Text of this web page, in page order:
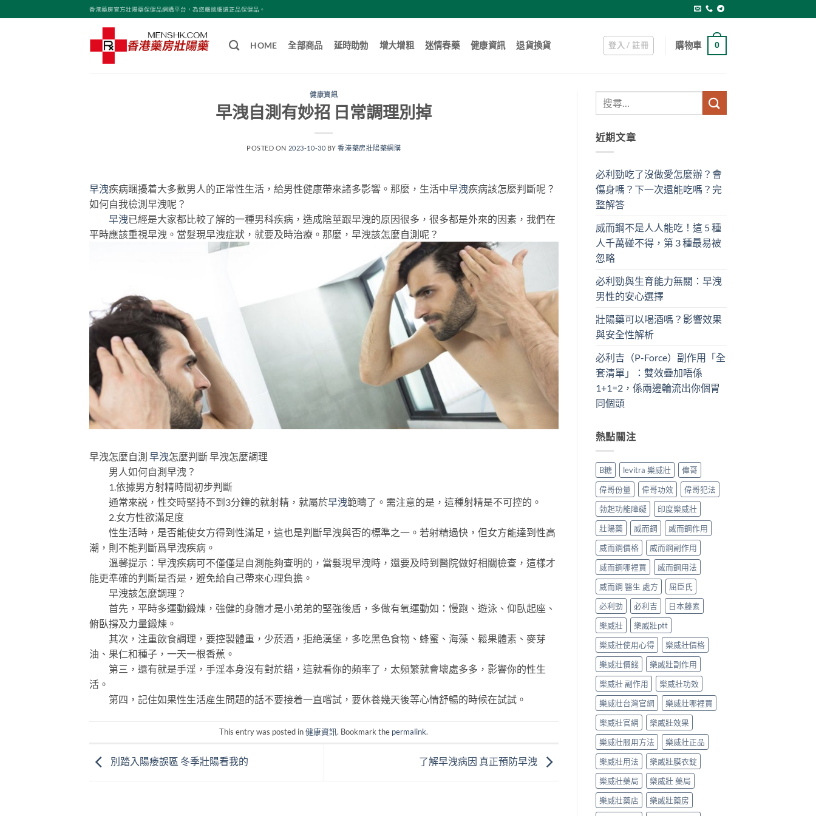
to
香港藥房官方壯陽藥保健品網購平台，為您嚴挑細選正品保健品。
HOME 全部商品 延時助勃 增大增粗 迷情春藥 健康資訊 退貨換貨 登入 / 註冊 購物車 0
健康資訊
早洩自測有妙招 日常調理別掉
POSTED ON 2023-10-30 BY香港藥房壯陽藥網購
早洩疾病睏擾着大多數男人的正常性生活，給男性健康帶來諸多影響。那麼，生活中早洩疾病該怎麼判斷呢？
如何自我檢測早洩呢？
早洩已經是大家都比較了解的一種男科疾病，造成陰莖跟早洩的原因很多，很多都是外來的因素，我們在
平時應該重視早洩。當髮現早洩症狀，就要及時治療。那麼，早洩該怎麼自測呢？
早洩怎麼自測 早洩怎麼判斷 早洩怎麼調理
男人如何自測早洩？
1.依據男方射精時間初步判斷
通常來説，性交時堅持不到3分鐘的就射精，就屬於早洩範疇了。需注意的是，這種射精是不可控的。
2.女方性欲滿足度
性生活時，是否能使女方得到性滿足，這也是判斷早洩與否的標準之一。若射精過快，但女方能達到性高
潮，則不能判斷爲早洩疾病。
溫馨提示：早洩疾病可不僅僅是自測能夠查明的，當髮現早洩時，還要及時到醫院做好相關檢查，這樣才
能更準確的判斷是否是，避免給自己帶來心理負擔。
早洩該怎麼調理？
首先，平時多運動鍛煉，強健的身體才是小弟弟的堅強後盾，多做有氧運動如：慢跑、遊泳、仰臥起座、
俯臥撐及力量鍛煉。
其次，注重飲食調理，要控製體重，少菸酒，拒絶漢堡，多吃黑色食物、蜂蜜、海藻、鬆果體素、麥芽
油、果仁和種子，一天一根香蕉。
第三，還有就是手淫，手淫本身沒有對於錯，這就看你的頻率了，太頻繁就會壞處多多，影響你的性生
活。
第四，記住如果性生活産生問題的話不要接着一直嚐試，要休養幾天後等心情舒暢的時候在試試。
This entry was posted in健康資訊. Bookmark the permalink.
別踏入陽痿誤區 冬季壯陽看我的 了解早洩病因 真正預防早洩
近期文章
必利勁吃了沒做愛怎麼辦？會
傷身嗎？下一次還能吃嗎？完
整解答
威而鋼不是人人能吃！這 5 種
人千萬碰不得，第 3 種最易被
忽略
必利勁與生育能力無關：早洩
男性的安心選擇
壯陽藥可以喝酒嗎？影響效果
與安全性解析
必利吉（P-Force）副作用「全
套清單」：雙效疊加唔係
1+1=2，係兩邊輪流出你個胃
同個頭
熱點關注
B糖 levitra 樂威壯
偉哥
偉哥份量
偉哥功效
偉哥犯法
勃起功能障礙
印度樂威壯
壯陽藥
威而鋼
威而鋼作用
威而鋼價格
威而鋼副作用
威而鋼哪裡買
威而鋼用法
威而鋼 醫生 處方
屈臣氏
必利勁
必利吉
日本藤素
樂威壯
樂威壯ptt
樂威壯使用心得
樂威壯價格
樂威壯價錢
樂威壯副作用
樂威壯 副作用
樂威壯功效
樂威壯台灣官網
樂威壯哪裡買
樂威壯官網
樂威壯效果
樂威壯服用方法
樂威壯正品
樂威壯用法
樂威壯膜衣錠
樂威壯藥局
樂威壯 藥局
樂威壯藥店
樂威壯藥房